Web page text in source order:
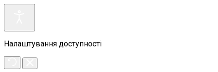
Налаштування доступності